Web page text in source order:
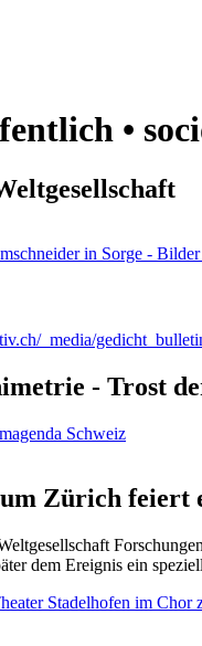
•
in Sorge -
_media/
- Trost
Schweiz
Zürich feiert
dem Ereignis ein
Stadelhofen im Chor